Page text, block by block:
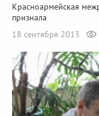
Красноармейская
признала
18 сентября 2013